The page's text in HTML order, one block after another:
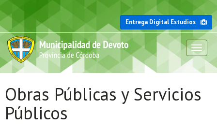
Entrega Digital Estudios
Obras Públicas y Servicios
Públicos